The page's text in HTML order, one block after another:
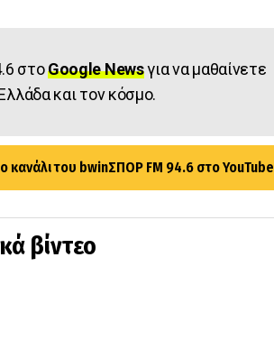
στοGoogle Newsγια να μαθαίνετε
και τον κόσμο.
κανάλι του bwinΣΠΟΡ FM 94.6 στο YouTube
βίντεο